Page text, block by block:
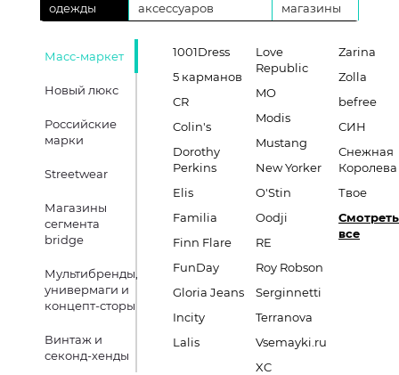
одежды
аксессуаров
магазины
Масс-маркет
Новый люкс
Российские
марки
Streetwear
Магазины
сегмента
bridge
Мультибренды,
универмаги и
концепт-сторы
Винтаж и
секонд-хенды
1001Dress
5 карманов
CR
Colin's
Dorothy
Perkins
Elis
Familia
Finn Flare
FunDay
Gloria Jeans
Incity
Lalis
Love
Republic
MO
Modis
Mustang
New Yorker
O'Stin
Oodji
RE
Roy Robson
Serginnetti
Terranova
Vsemayki.ru
XC
Zarina
Zolla
befree
СИН
Снежная
Королева
Твое
Смотреть
все